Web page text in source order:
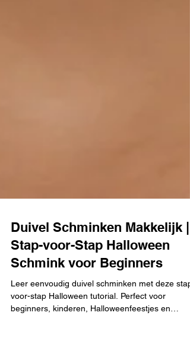
Duivel Schminken Makkelijk |
Stap-voor-Stap Halloween